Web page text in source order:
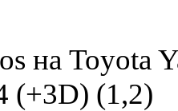
на Toyota
(+3D) (1,2)